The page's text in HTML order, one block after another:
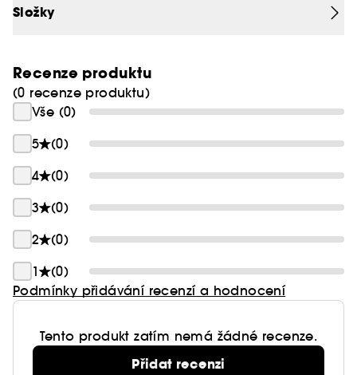
Složky
Recenze produktu
(0 recenze produktu)
Vše (0)
5
(0)
4
(0)
3
(0)
2
(0)
1
(0)
Podmínky přidávání recenzí a hodnocení
Tento produkt zatím nemá žádné recenze.
Přidat recenzi